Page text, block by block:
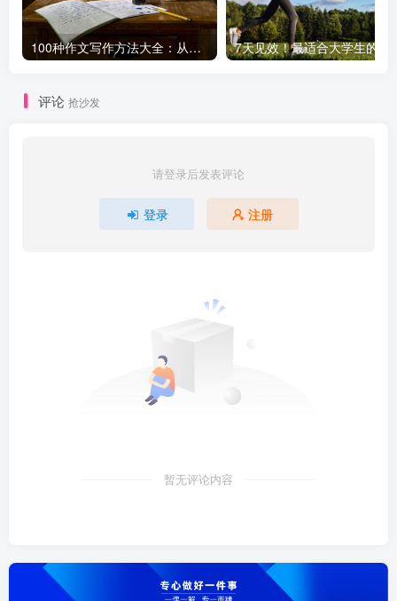
100种作文写作方法大全：从基础到高级，轻松提升写作水平！
评论 抢沙发
请登录后发表评论
登录 注册
暂无评论内容